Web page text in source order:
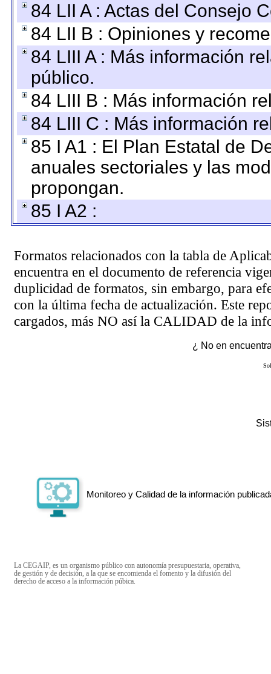
84 LII A : Actas del Consejo
84 LII B : Opiniones y
84 LIII A : Más información
público.
84 LIII B : Más información
84 LIII C : Más información
85 I A1 : El Plan Estatal de
anuales sectoriales y las
propongan.
85 I A2 :
Formatos relacionados con la tabla de
encuentra en el documento de referencia
duplicidad de formatos, sin embargo, para
con la última fecha de actualización. Este
cargados, más NO así la CALIDAD de la
¿ No en
Monitoreo y Calidad de la información
La CEGAIP, es un organismo público con autonomía presupuestaria, operativa,
de gestión y de decisión, a la que se encomienda el fomento y la difusión del
derecho de acceso a la información púbica.